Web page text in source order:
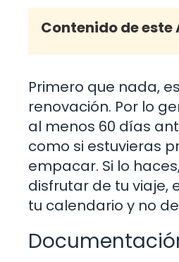
Contenido de
Primero que nada,
renovación. Por lo
al menos 60 días
como si estuvieras
empacar. Si lo
disfrutar de tu viaje,
tu calendario y no